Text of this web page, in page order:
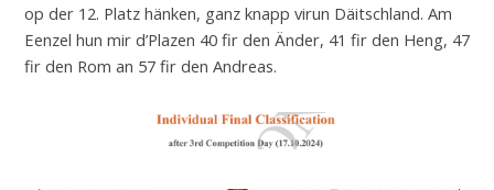
op der 12. Platz hänken, ganz knapp virun Däitschland. Am
Eenzel hun mir d’Plazen 40 fir den Änder, 41 fir den Heng, 47
fir den Rom an 57 fir den Andreas.